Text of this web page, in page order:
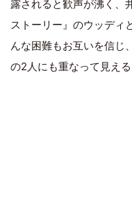
露されると歓声が沸く、
ストーリー』のウッディ
んな困難もお互いを信じ
の2人にも重なって見える